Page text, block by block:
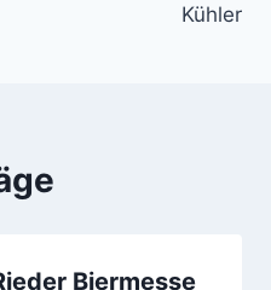
Kühler
Biermesse